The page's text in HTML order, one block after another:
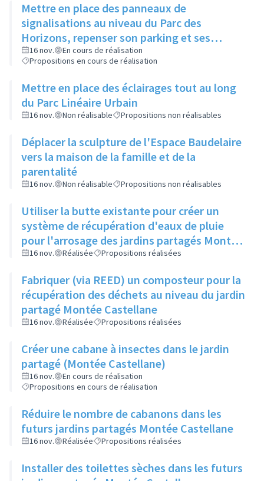
Mettre en place des panneaux de
signalisations au niveau du Parc des
Horizons, repenser son parking et ses
abords
16 nov.
En cours de réalisation
Propositions en cours de réalisation
Mettre en place des éclairages tout au long
du Parc Linéaire Urbain
16 nov. Non réalisable Propositions non réalisables
Déplacer la sculpture de l'Espace Baudelaire
vers la maison de la famille et de la
parentalité
16 nov. Non réalisable Propositions non réalisables
Utiliser la butte existante pour créer un
système de récupération d'eaux de pluie
pour l'arrosage des jardins partagés Montée
Castellane
16 nov. Réalisée Propositions réalisées
Fabriquer (via REED) un composteur pour la
récupération des déchets au niveau du jardin
partagé Montée Castellane
16 nov. Réalisée Propositions réalisées
Créer une cabane à insectes dans le jardin
partagé (Montée Castellane)
16 nov.
En cours de réalisation
Propositions en cours de réalisation
Réduire le nombre de cabanons dans les
futurs jardins partagés Montée Castellane
16 nov. Réalisée Propositions réalisées
Installer des toilettes sèches dans les futurs